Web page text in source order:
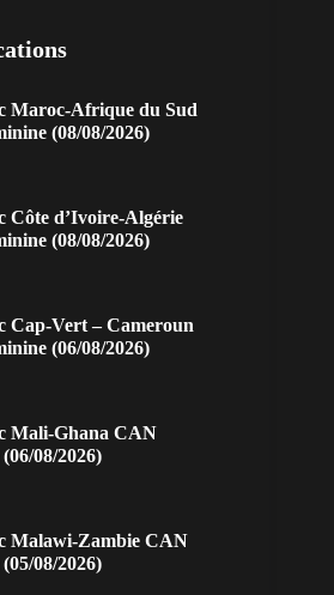
Maroc-Afrique du Sud
(08/08/2026)
Côte d’Ivoire-Algérie
(08/08/2026)
Cap-Vert – Cameroun
(06/08/2026)
Mali-Ghana CAN
08/2026)
Malawi-Zambie CAN
08/2026)